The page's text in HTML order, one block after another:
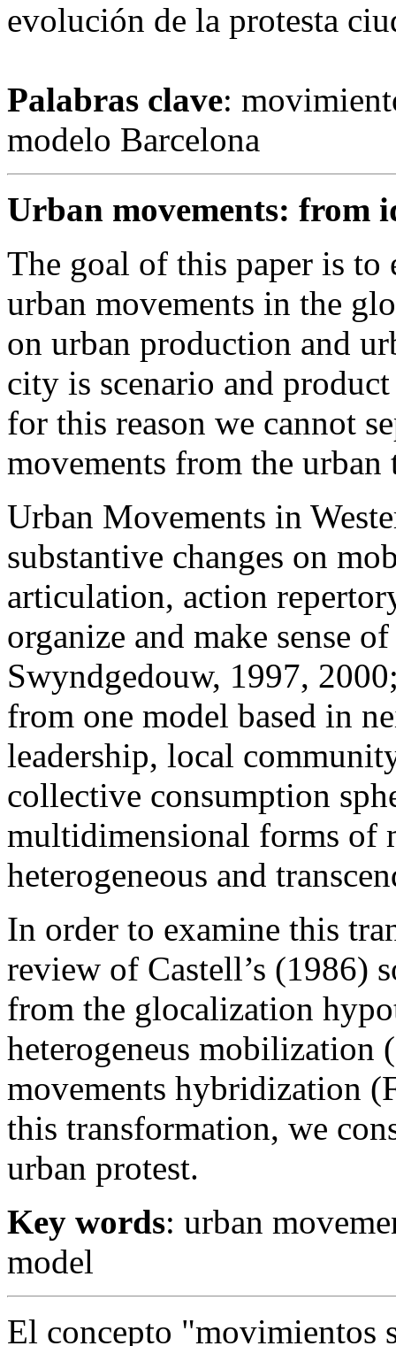
evolución de la protesta
Palabras clave:
modelo Barcelona
Urban movements: from
The goal of this paper is
urban movements in the
on urban production and
city is scenario and
for this reason we cannot
movements from the urban
Urban Movements in
substantive changes on
articulation, action
organize and make sense
Swyndgedouw, 1997,
from one model based in
leadership, local
collective consumption
multidimensional forms of
heterogeneous and
In order to examine this
review of Castell’s (1986)
from the glocalization
heterogeneus mobilization
movements hybridization
this transformation, we
urban protest.
Key words: urban
model
El concepto "movimientos